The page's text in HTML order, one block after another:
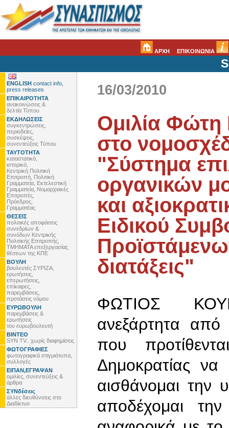
ΑΡΧΗ ΕΠΙΚΟΙΝΩΝΙΑ
ENGLISH contact info,
press releases
ΕΠΙΚΑΙΡΟΤΗΤΑ
ανακοινώσεις &
δελτία Τύπου
ΕΚΔΗΛΩΣΕΙΣ
συγκεντρώσεις,
περιοδείες,
συσκέψεις,
συνεντεύξεις Τύπου
ΤΑΥΤΟΤΗΤΑ
καταστατικό,
ιστορικό,
Κεντρική Πολιτική
Επιτροπή, Πολιτική
Γραμματεία, Εκτελεστική
Γραμματεία, Νομαρχιακές
Επιτροπές,
Πρόεδρος,
Γραμματέας
ΘΕΣΕΙΣ
πολιτικές αποφάσεις
συνεδρίων &
συνόδων Κεντρικής
Πολιτικής Επιτροπής,
ΤΜΗΜΑΤΑ επεξεργασίας
θέσεων της ΚΠΕ
ΒΟΥΛΗ
βουλευτές ΣΥΡΙΖΑ,
ερωτήσεις,
επερωτήσεις,
επίκαιρες,
παρεμβάσεις,
προτάσεις νόμου
ΕΥΡΩΒΟΥΛΗ
παρεμβάσεις &
ερωτήσεις
του ευρωβουλευτή
ΒΙΝΤΕΟ
SYN TV.. χωρίς διαφημίσεις
ΦΩΤΟΓΡΑΦΙΕΣ
φωτογραφικά στιγμιότυπα,
συλλογές
ΕΙΠΑΝ,ΕΓΡΑΨΑΝ
ομιλίες, συνεντεύξεις &
άρθρα
ΣΥΝδέσεις
άλλες διευθύνσεις στο
Διαδίκτυο
16/03/2010
Ομιλία Φώτη
στο
"Σύστημα
οργανικών
και
Ειδικού
διατάξεις"
ΦΩΤΙΟΣ
ανεξάρτητα από
που
Δημοκρατίας
αισθάνομαι
αποδέχομαι